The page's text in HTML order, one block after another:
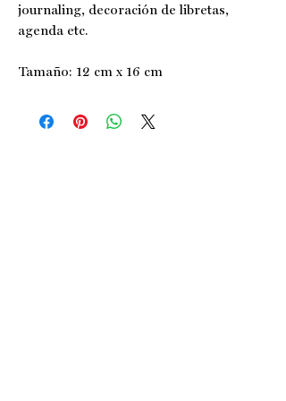
journaling, decoración de libretas,
agenda etc.
Tamaño: 12 cm x 16 cm